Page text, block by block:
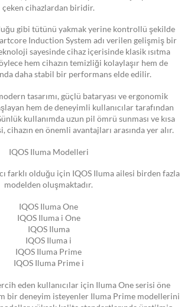
çeken cihazlardan biridir.
gibi tütünü yakmak yerine kontrollü şekilde
Induction System adı verilen gelişmiş bir
sayesinde cihaz içerisinde klasik ısıtma
hem cihazın temizliği kolaylaşır hem de
daha stabil bir performans elde edilir.
tasarımı, güçlü bataryası ve ergonomik
hem de deneyimli kullanıcılar tarafından
kullanımda uzun pil ömrü sunması ve kısa
cihazın en önemli avantajları arasında yer alır.
IQOS Iluma Modelleri
farklı olduğu için IQOS Iluma ailesi birden fazla
modelden oluşmaktadır.
IQOS Iluma One
IQOS Iluma i One
IQOS Iluma
IQOS Iluma i
IQOS Iluma Prime
IQOS Iluma Prime i
eden kullanıcılar için Iluma One serisi öne
bir deneyim isteyenler Iluma Prime modellerini